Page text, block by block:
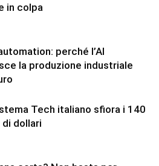
in colpa
perché l’AI
la produzione industriale
Tech italiano sfiora i 140
di dollari